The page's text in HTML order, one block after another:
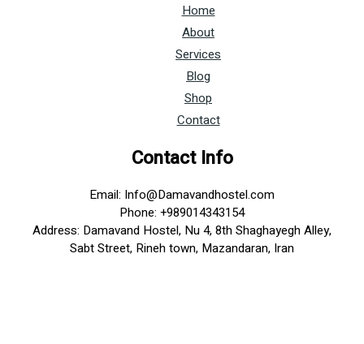
Home
About
Services
Blog
Shop
Contact
Contact Info
Email: Info@Damavandhostel.com
Phone: +989014343154
Address: Damavand Hostel, Nu 4, 8th Shaghayegh Alley,
Sabt Street, Rineh town, Mazandaran, Iran